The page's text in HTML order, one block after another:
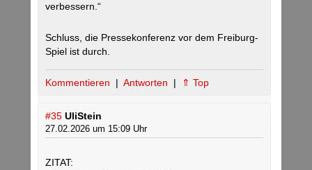
verbessern.“
Schluss, die Pressekonferenz vor dem Freiburg-
Spiel ist durch.
Kommentieren | Antworten | ⇑ Top
#35 UliStein
27.02.2026 um 15:09 Uhr
ZITAT: